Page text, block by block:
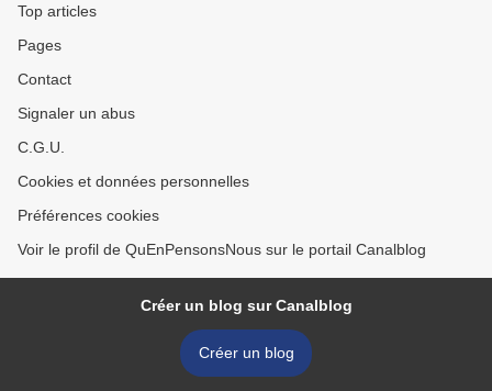
Top articles
Pages
Contact
Signaler un abus
C.G.U.
Cookies et données personnelles
Préférences cookies
Voir le profil de QuEnPensonsNous sur le portail Canalblog
Créer un blog sur Canalblog
Créer un blog